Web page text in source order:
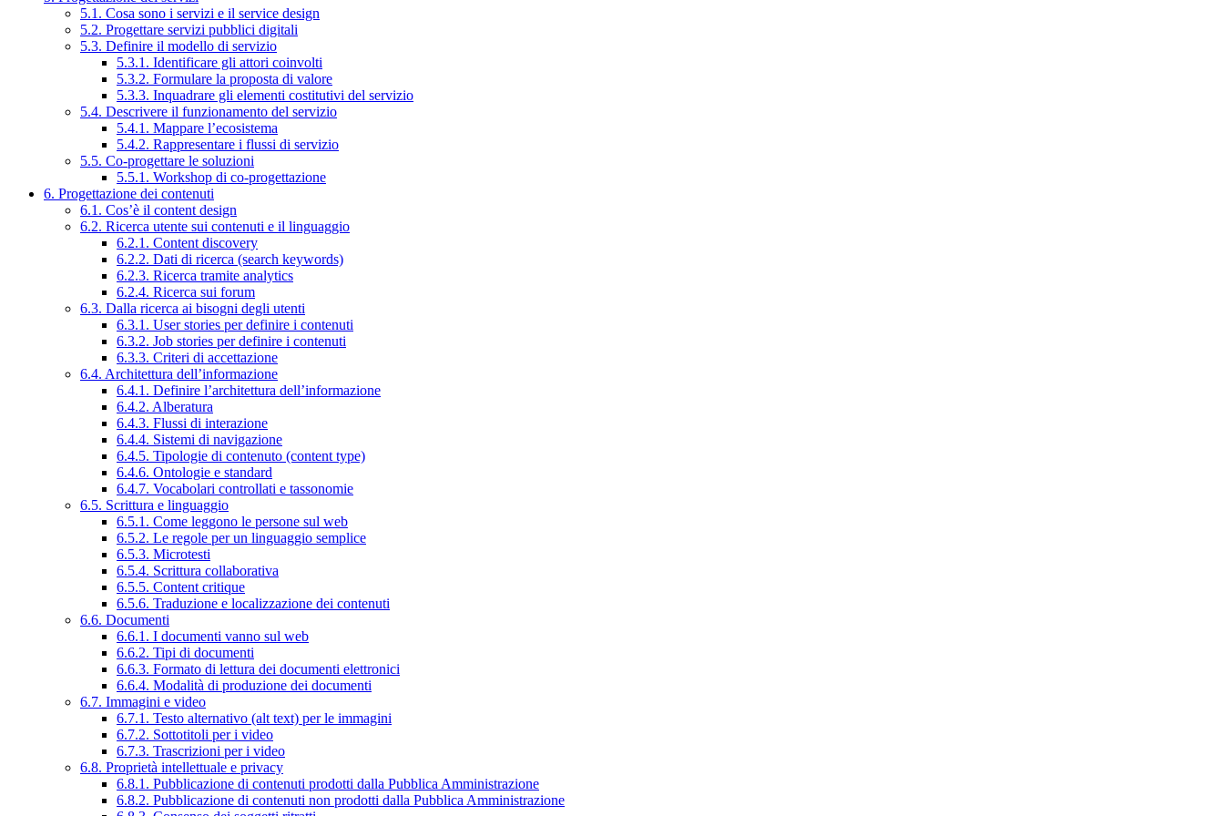
5.1. Cosa sono i servizi e il service design
5.2. Progettare servizi pubblici digitali
5.3. Definire il modello di servizio
5.3.1. Identificare gli attori coinvolti
5.3.2. Formulare la proposta di valore
5.3.3. Inquadrare gli elementi costitutivi del servizio
5.4. Descrivere il funzionamento del servizio
5.4.1. Mappare l’ecosistema
5.4.2. Rappresentare i flussi di servizio
5.5. Co-progettare le soluzioni
5.5.1. Workshop di co-progettazione
6. Progettazione dei contenuti
6.1. Cos’è il content design
6.2. Ricerca utente sui contenuti e il linguaggio
6.2.1. Content discovery
6.2.2. Dati di ricerca (search keywords)
6.2.3. Ricerca tramite analytics
6.2.4. Ricerca sui forum
6.3. Dalla ricerca ai bisogni degli utenti
6.3.1. User stories per definire i contenuti
6.3.2. Job stories per definire i contenuti
6.3.3. Criteri di accettazione
6.4. Architettura dell’informazione
6.4.1. Definire l’architettura dell’informazione
6.4.2. Alberatura
6.4.3. Flussi di interazione
6.4.4. Sistemi di navigazione
6.4.5. Tipologie di contenuto (content type)
6.4.6. Ontologie e standard
6.4.7. Vocabolari controllati e tassonomie
6.5. Scrittura e linguaggio
6.5.1. Come leggono le persone sul web
6.5.2. Le regole per un linguaggio semplice
6.5.3. Microtesti
6.5.4. Scrittura collaborativa
6.5.5. Content critique
6.5.6. Traduzione e localizzazione dei contenuti
6.6. Documenti
6.6.1. I documenti vanno sul web
6.6.2. Tipi di documenti
6.6.3. Formato di lettura dei documenti elettronici
6.6.4. Modalità di produzione dei documenti
6.7. Immagini e video
6.7.1. Testo alternativo (alt text) per le immagini
6.7.2. Sottotitoli per i video
6.7.3. Trascrizioni per i video
6.8. Proprietà intellettuale e privacy
6.8.1. Pubblicazione di contenuti prodotti dalla Pubblica Amministrazione
6.8.2. Pubblicazione di contenuti non prodotti dalla Pubblica Amministrazione